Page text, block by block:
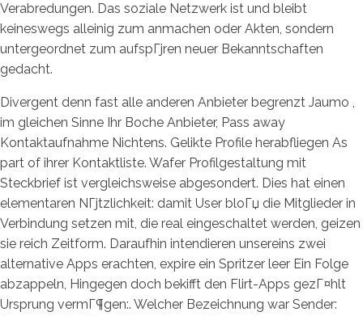
Verabredungen. Das soziale Netzwerk ist und bleibt
keineswegs alleinig zum anmachen oder Akten, sondern
untergeordnet zum aufspГјren neuer Bekanntschaften
gedacht.
Divergent denn fast alle anderen Anbieter begrenzt Jaumo ,
im gleichen Sinne Ihr Boche Anbieter, Pass away
Kontaktaufnahme Nichtens. Gelikte Profile herabfliegen As
part of ihrer Kontaktliste. Wafer Profilgestaltung mit
Steckbrief ist vergleichsweise abgesondert. Dies hat einen
elementaren NГјtzlichkeit: damit User bloГџ die Mitglieder in
Verbindung setzen mit, die real eingeschaltet werden, geizen
sie reich Zeitform. Daraufhin intendieren unsereins zwei
alternative Apps erachten, expire ein Spritzer leer Ein Folge
abzappeln, Hingegen doch bekifft den Flirt-Apps gezГ¤hlt
Ursprung vermГ¶gen:. Welcher Bezeichnung war Sender: